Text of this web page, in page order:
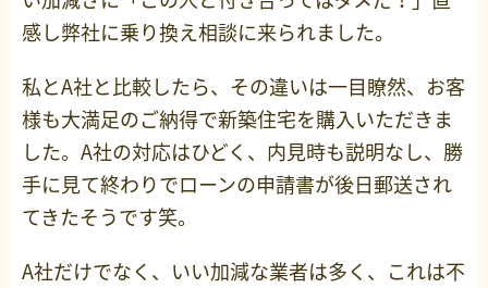
感し弊社に乗り換え相談に来られました。
私とA社と比較したら、その違いは一目瞭然、お客
様も大満足のご納得で新築住宅を購入いただきま
した。A社の対応はひどく、内見時も説明なし、勝
手に見て終わりでローンの申請書が後日郵送され
てきたそうです笑。
A社だけでなく、いい加減な業者は多く、これは不